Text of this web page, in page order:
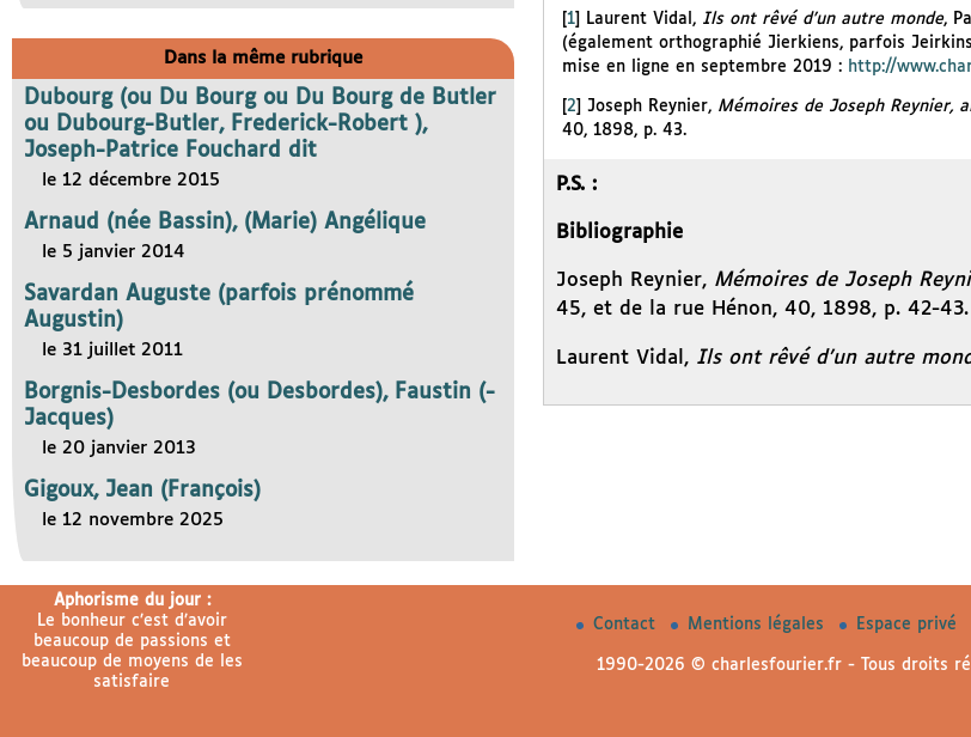
[1] Laurent Vidal, Ils ont rêvé d’un autre monde,
(également orthographié Jierkiens, parfois
mise en ligne en septembre 2019 : http://
2 Joseph Reynier, Mémoires de Joseph Reynier,
40, 1898, p. 43.
P.S. :
Bibliographie
Joseph Reynier, Mémoires de Joseph
45, et de la rue Hénon, 40, 1898, p. 42-43.
Laurent Vidal, Ils ont rêvé d’un autre
Dans la même rubrique
Dubourg (ou Du Bourg ou Du Bourg de Butler
ou Dubourg-Butler, Frederick-Robert ),
Joseph-Patrice Fouchard dit
le 12 décembre 2015
Arnaud (née Bassin), (Marie) Angélique
le 5 janvier 2014
Savardan Auguste (parfois prénommé
Augustin)
le 31 juillet 2011
Borgnis-Desbordes (ou Desbordes), Faustin (-
Jacques)
le 20 janvier 2013
Gigoux, Jean (François)
le 12 novembre 2025
Aphorisme du jour :
Le bonheur c’est d’avoir
beaucoup de passions et
beaucoup de moyens de les
satisfaire
Contact Mentions légales Espace privé
1990-2026 © charlesfourier.fr - Tous droits